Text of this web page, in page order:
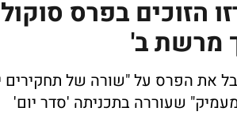
הזוכים בפרס
מרשת ב'
את הפרס על "שורה של תחקירים
מעמיק" שעוררה בתכניתה 'סדר יום'